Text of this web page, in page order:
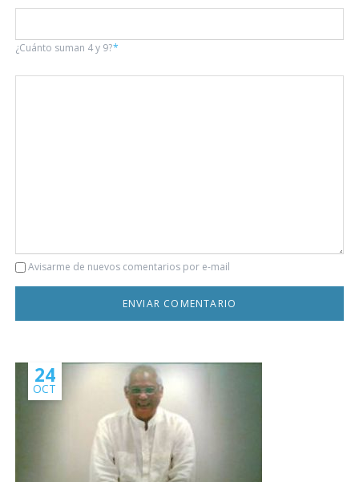
¿Cuánto suman 4 y 9?*
Comentario
Avisarme de nuevos comentarios por e-mail
24
OCT